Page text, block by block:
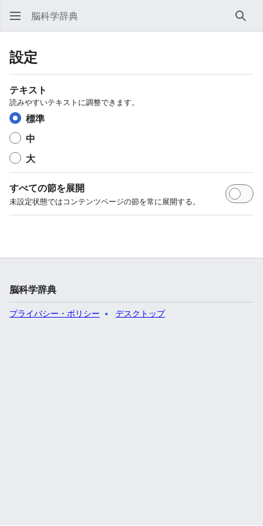
脳科学辞典 検索
設定
テキスト
読みやすいテキストに調整できます。
標準
中
大
すべての節を展開
未設定状態ではコンテンツページの節を常に展開する。
脳科学辞典
プライバシー・ポリシー デスクトップ